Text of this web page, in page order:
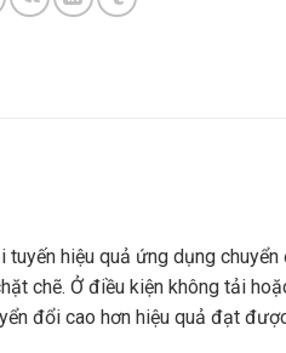
hiệu quả ứng dụng
chẽ. Ở điều kiện không tải
đổi cao hơn hiệu quả đạt